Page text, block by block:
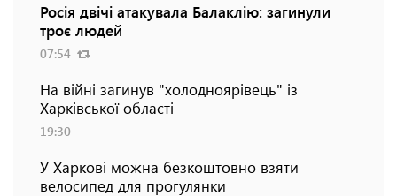
Росія двічі атакувала Балаклію: загинули
троє людей
07:54
На війні загинув "холодноярівець" із
Харківської області
19:30
У Харкові можна безкоштовно взяти
велосипед для прогулянки